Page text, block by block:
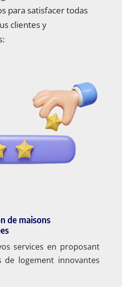
para satisfacer todas
clientes y
de maisons
services en proposant
de logement innovantes